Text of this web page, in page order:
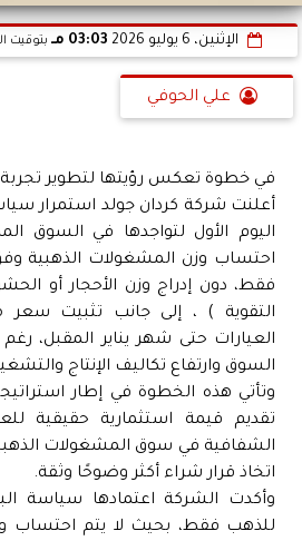
الإثنين، 6 يوليو 2026 03:03 مـ بتوقيت
علي الحوفي
في خطوة تعكس رؤيتها لتطوير
أعلنت شركة كردان جولد استمرار
اليوم الأول لتواجدها في السوق
احتساب وزن المشغولات الذهبية
فقط، دون إدراج وزن الأحجار أو
التقوية ) ، إلى جانب تثبيت سعر
العيارات حتى شهر يناير المقبل،
السوق وارتفاع تكاليف الإنتاج
وتأتي هذه الخطوة في إطار
تقديم قيمة استثمارية حقيقية
الشفافية في سوق المشغولات
اتخاذ قرار شراء أكثر وضوحًا وثقة.
وأكدت الشركة اعتمادها سياسة
للذهب فقط، بحيث لا يتم احتساب